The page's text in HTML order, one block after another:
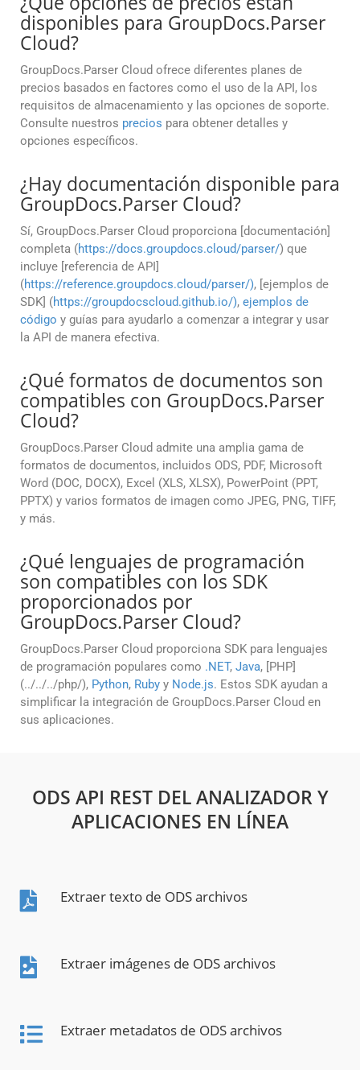
disponibles para GroupDocs.Parser
Cloud?
GroupDocs.Parser Cloud ofrece diferentes planes de
precios basados en factores como el uso de la API, los
requisitos de almacenamiento y las opciones de soporte.
Consulte nuestros precios para obtener detalles y
opciones específicos.
¿Hay documentación disponible para
GroupDocs.Parser Cloud?
Sí, GroupDocs.Parser Cloud proporciona [documentación]
completa (https://docs.groupdocs.cloud/parser/) que
incluye [referencia de API]
(https://reference.groupdocs.cloud/parser/), [ejemplos de
SDK] (https://groupdocscloud.github.io/), ejemplos de
código y guías para ayudarlo a comenzar a integrar y usar
la API de manera efectiva.
¿Qué formatos de documentos son
compatibles con GroupDocs.Parser
Cloud?
GroupDocs.Parser Cloud admite una amplia gama de
formatos de documentos, incluidos ODS, PDF, Microsoft
Word (DOC, DOCX), Excel (XLS, XLSX), PowerPoint (PPT,
PPTX) y varios formatos de imagen como JPEG, PNG, TIFF,
y más.
¿Qué lenguajes de programación
son compatibles con los SDK
proporcionados por
GroupDocs.Parser Cloud?
GroupDocs.Parser Cloud proporciona SDK para lenguajes
de programación populares como .NET, Java, [PHP]
(../../../php/), Python, Ruby y Node.js. Estos SDK ayudan a
simplificar la integración de GroupDocs.Parser Cloud en
sus aplicaciones.
ODS API REST DEL ANALIZADOR Y
APLICACIONES EN LÍNEA
Extraer texto de ODS archivos
Extraer imágenes de ODS archivos
Extraer metadatos de ODS archivos